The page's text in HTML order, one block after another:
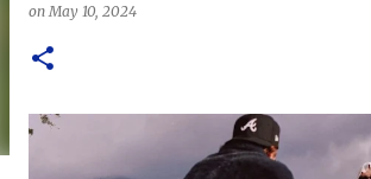
onMay 10, 2024